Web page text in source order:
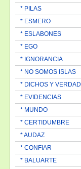
* PILAS
* ESMERO
* ESLABONES
* EGO
* IGNORANCIA
* NO SOMOS ISLAS
* DICHOS Y VERDAD
* EVIDENCIAS
* MUNDO
* CERTIDUMBRE
* AUDAZ
* CONFIAR
* BALUARTE